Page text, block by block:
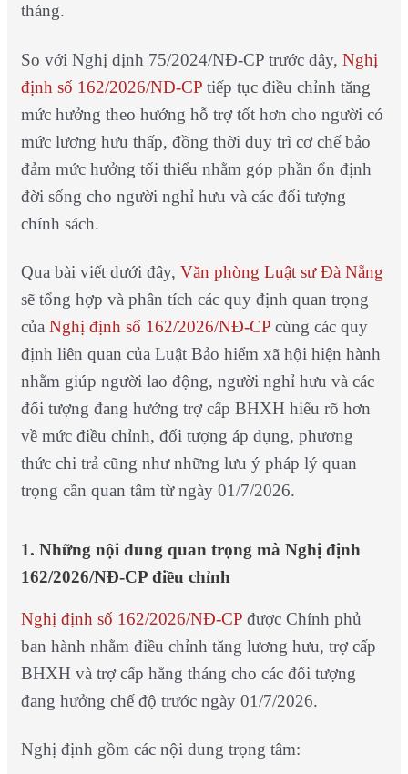
tháng.
So với Nghị định 75/2024/NĐ-CP trước đây, Nghị
định số 162/2026/NĐ-CPtiếp tục điều chỉnh tăng
mức hưởng theo hướng hỗ trợ tốt hơn cho người có
mức lương hưu thấp, đồng thời duy trì cơ chế bảo
đảm mức hưởng tối thiểu nhằm góp phần ổn định
đời sống cho người nghỉ hưu và các đối tượng
chính sách.
Qua bài viết dưới đây, Văn phòng Luật sư Đà Nẵng
sẽ tổng hợp và phân tích các quy định quan trọng
của Nghị định số 162/2026/NĐ-CPcùng các quy
định liên quan của Luật Bảo hiểm xã hội hiện hành
nhằm giúp người lao động, người nghỉ hưu và các
đối tượng đang hưởng trợ cấp BHXH hiểu rõ hơn
về mức điều chỉnh, đối tượng áp dụng, phương
thức chi trả cũng như những lưu ý pháp lý quan
trọng cần quan tâm từ ngày 01/7/2026.
1. Những nội dung quan trọng mà Nghị định
162/2026/NĐ-CP điều chỉnh
Nghị định số 162/2026/NĐ-CPđược Chính phủ
ban hành nhằm điều chỉnh tăng lương hưu, trợ cấp
BHXH và trợ cấp hằng tháng cho các đối tượng
đang hưởng chế độ trước ngày 01/7/2026.
Nghị định gồm các nội dung trọng tâm: